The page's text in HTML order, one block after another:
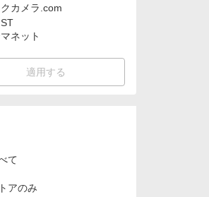
カメラ.com
ネット
適用する
て
アのみ